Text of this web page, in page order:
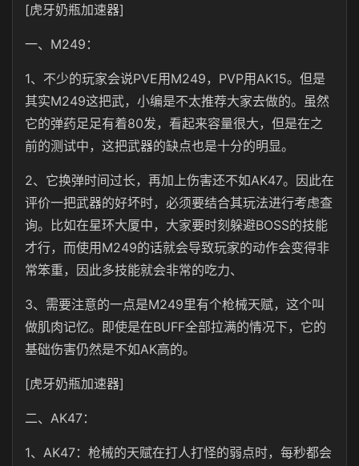
[虎牙奶瓶加速器]
一、M249：
1、不少的玩家会说PVE用M249，PVP用AK15。但是
其实M249这把武，小编是不太推荐大家去做的。虽然
它的弹药足足有着80发，看起来容量很大，但是在之
前的测试中，这把武器的缺点也是十分的明显。
2、它换弹时间过长，再加上伤害还不如AK47。因此在
评价一把武器的好坏时，必须要结合其玩法进行考虑查
询。比如在星环大厦中，大家要时刻躲避BOSS的技能
才行，而使用M249的话就会导致玩家的动作会变得非
常笨重，因此多技能就会非常的吃力、
3、需要注意的一点是M249里有个枪械天赋，这个叫
做肌肉记忆。即使是在BUFF全部拉满的情况下，它的
基础伤害仍然是不如AK高的。
[虎牙奶瓶加速器]
二、AK47：
1、AK47：枪械的天赋在打人打怪的弱点时，每秒都会